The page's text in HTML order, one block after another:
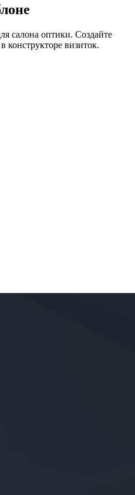
салона оптики. Создайте
конструкторе визиток.